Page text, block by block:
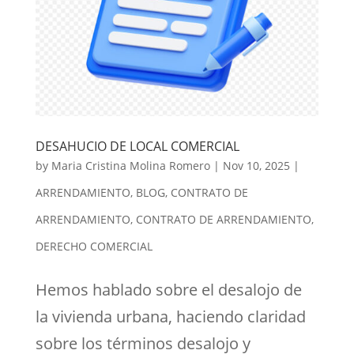
DESAHUCIO DE LOCAL COMERCIAL
by Maria Cristina Molina Romero| Nov 10, 2025 |
ARRENDAMIENTO, BLOG, CONTRATO DE
ARRENDAMIENTO, CONTRATO DE ARRENDAMIENTO,
DERECHO COMERCIAL
Hemos hablado sobre el desalojo de
la vivienda urbana, haciendo claridad
sobre los términos desalojo y